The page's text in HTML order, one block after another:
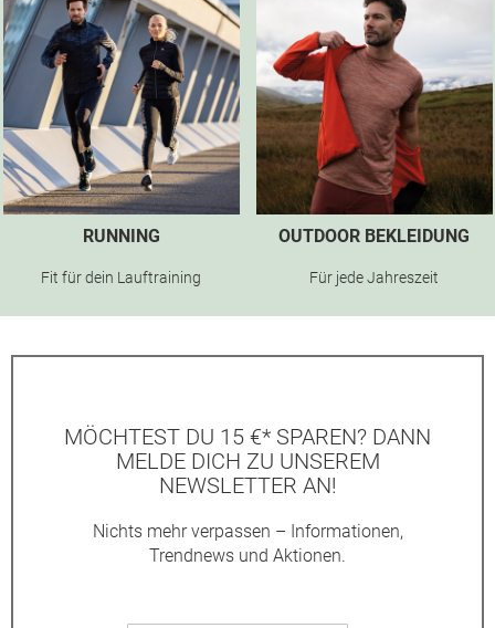
RUNNING
Fit für dein Lauftraining
OUTDOOR BEKLEIDUNG
Für jede Jahreszeit
MÖCHTEST DU 15 €* SPAREN? DANN
MELDE DICH ZU UNSEREM
NEWSLETTER AN!
Nichts mehr verpassen – Informationen,
Trendnews und Aktionen.